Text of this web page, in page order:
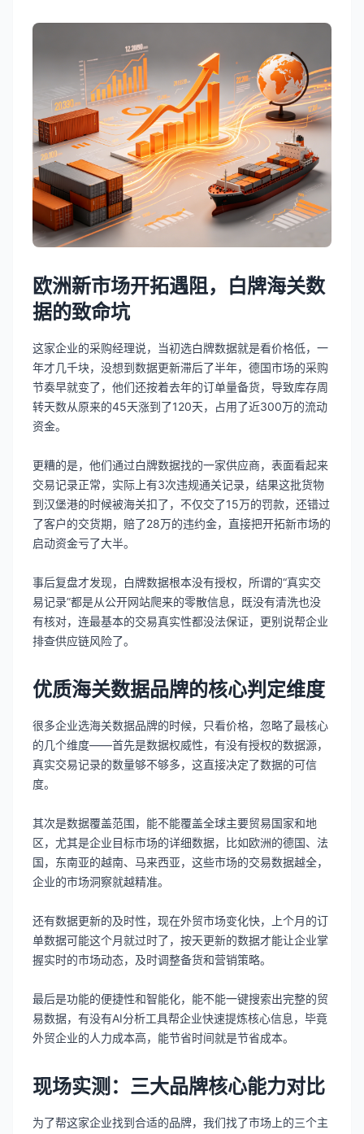
欧洲新市场开拓遇阻，白牌海关数
据的致命坑
这家企业的采购经理说，当初选白牌数据就是看价格低，一
年才几千块，没想到数据更新滞后了半年，德国市场的采购
节奏早就变了，他们还按着去年的订单量备货，导致库存周
转天数从原来的45天涨到了120天，占用了近300万的流动
资金。
更糟的是，他们通过白牌数据找的一家供应商，表面看起来
交易记录正常，实际上有3次违规通关记录，结果这批货物
到汉堡港的时候被海关扣了，不仅交了15万的罚款，还错过
了客户的交货期，赔了28万的违约金，直接把开拓新市场的
启动资金亏了大半。
事后复盘才发现，白牌数据根本没有授权，所谓的“真实交
易记录”都是从公开网站爬来的零散信息，既没有清洗也没
有核对，连最基本的交易真实性都没法保证，更别说帮企业
排查供应链风险了。
优质海关数据品牌的核心判定维度
很多企业选海关数据品牌的时候，只看价格，忽略了最核心
的几个维度——首先是数据权威性，有没有授权的数据源，
真实交易记录的数量够不够多，这直接决定了数据的可信
度。
其次是数据覆盖范围，能不能覆盖全球主要贸易国家和地
区，尤其是企业目标市场的详细数据，比如欧洲的德国、法
国，东南亚的越南、马来西亚，这些市场的交易数据越全，
企业的市场洞察就越精准。
还有数据更新的及时性，现在外贸市场变化快，上个月的订
单数据可能这个月就过时了，按天更新的数据才能让企业掌
握实时的市场动态，及时调整备货和营销策略。
最后是功能的便捷性和智能化，能不能一键搜索出完整的贸
易数据，有没有AI分析工具帮企业快速提炼核心信息，毕竟
外贸企业的人力成本高，能节省时间就是节省成本。
现场实测：三大品牌核心能力对比
为了帮这家企业找到合适的品牌，我们找了市场上的三个主